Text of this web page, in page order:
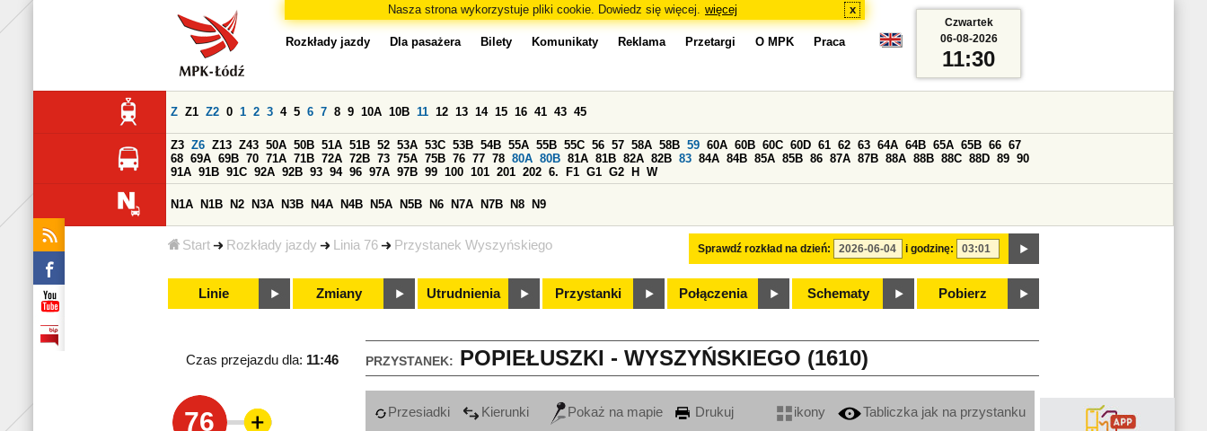
Nasza strona wykorzystuje pliki cookie. Dowiedz się więcej. więcej x
Start Rozkłady jazdy Linia 76 Przystanek Wyszyńskiego
Rozkłady jazdy Dla pasażera Bilety Komunikaty Reklama Przetargi O MPK Praca
Sprawdź rozkład na dzień: i godzinę:
Z Z1 Z2 0 1 2 3 4 5 6 7 8 9 10A 10B 11 12 13 14 15 16 41 43 45
Z3 Z6 Z13 Z43 50A 50B 51A 51B 52 53A 53C 53B 54B 55A 55B 55C 56 57 58A 58B 59 60A 60B 60C 60D 61 62 63 64A 64B 65A 65B 66 67
68 69A 69B 70 71A 71B 72A 72B 73 75A 75B 76 77 78 80A 80B 81A 81B 82A 82B 83 84A 84B 85A 85B 86 87A 87B 88A 88B 88C 88D 89 90
91A 91B 91C 92A 92B 93 94 96 97A 97B 99 100 101 201 202 6. F1 G1 G2 H W
N1A N1B N2 N3A N3B N4A N4B N5A N5B N6 N7A N7B N8 N9
Linie Zmiany Utrudnienia Przystanki Połączenia Schematy Pobierz
Czwartek
06-08-2026
11:30
PRZYSTANEK: POPIEŁUSZKI - WYSZYŃSKIEGO (1610)
Czas przejazdu dla: 11:46
76 Przesiadki Kierunki Pokaż na mapie Drukuj ikony
Tabliczka jak na przystanku